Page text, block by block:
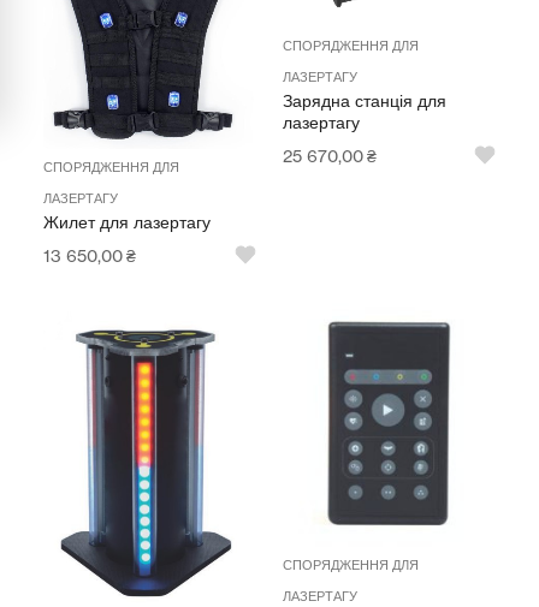
Мультимедійне обладнання
Освіта
Захист України
Підкатегорії відсутні.
СПОРЯДЖЕННЯ ДЛЯ
ЛАЗЕРТАГУ
Жилет для лазертагу
13 650,00₴
СПОРЯДЖЕННЯ ДЛЯ
ЛАЗЕРТАГУ
Зарядна станція для
лазертагу
25 670,00₴
СПОРЯДЖЕННЯ ДЛЯ
ЛАЗЕРТАГУ